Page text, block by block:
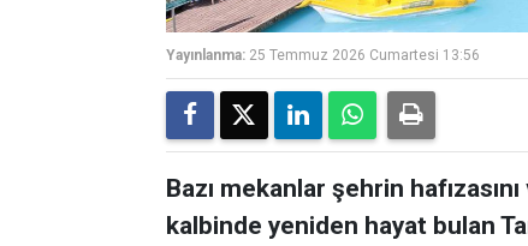
Yayınlanma: 25 Temmuz 2026 Cumartesi 13:56
Bazı mekanlar şehrin
kalbinde yeniden hayat bulan